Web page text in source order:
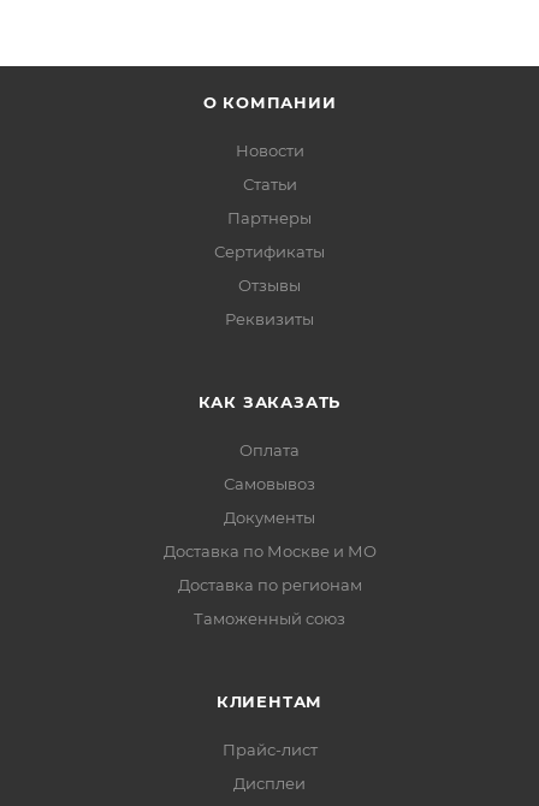
О КОМПАНИИ
Новости
Статьи
Партнеры
Сертификаты
Отзывы
Реквизиты
КАК ЗАКАЗАТЬ
Оплата
Самовывоз
Документы
Доставка по Москве и МО
Доставка по регионам
Таможенный союз
КЛИЕНТАМ
Прайс-лист
Дисплеи